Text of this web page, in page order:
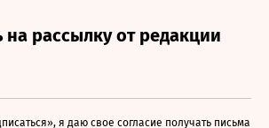
я даю свое согласие получать письма